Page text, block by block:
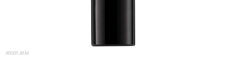
amzn.asia